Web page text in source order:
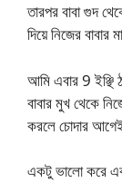
তারপর বাবা গুদ
দিয়ে নিজের বাবার
আমি এবার 9 ইঞ্ছি
বাবার মুখ থেকে
করলে চোদার
একটু ভালো করে